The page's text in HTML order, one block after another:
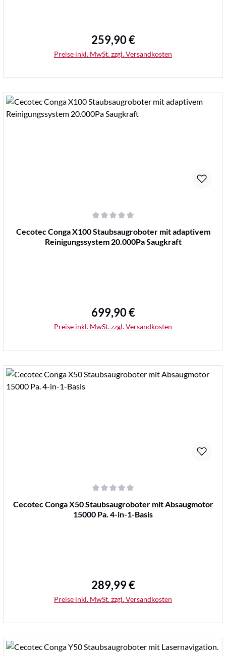
Regulärer Preis:
259,90 €
Preise inkl. MwSt. zzgl. Versandkosten
Durchschnittliche Bewertung von 0 von 5 Sternen
Cecotec Conga X100 Staubsaugroboter mit adaptivem
Reinigungssystem 20.000Pa Saugkraft
Regulärer Preis:
699,90 €
Preise inkl. MwSt. zzgl. Versandkosten
Durchschnittliche Bewertung von 0 von 5 Sternen
Cecotec Conga X50 Staubsaugroboter mit Absaugmotor
15000 Pa. 4-in-1-Basis
Regulärer Preis:
289,99 €
Preise inkl. MwSt. zzgl. Versandkosten
Produkt Anzahl: Gib den gewünschten Wert
Stk.